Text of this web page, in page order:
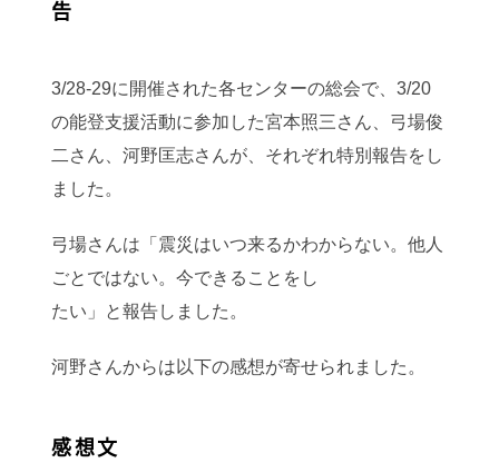
告
3/28-29に開催された各センターの総会で、3/20
の能登支援活動に参加した宮本照三さん、弓場俊
二さん、河野匡志さんが、それぞれ特別報告をし
ました。
弓場さんは「震災はいつ来るかわからない。他人
ごとではない。今できることをし
たい」と報告しました。
河野さんからは以下の感想が寄せられました。
感想文